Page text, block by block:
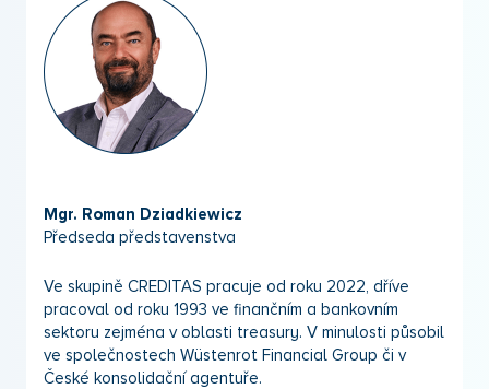
Mgr. Roman Dziadkiewicz
Předseda představenstva
Ve skupině CREDITAS pracuje od roku 2022, dříve
pracoval od roku 1993 ve finančním a bankovním
sektoru zejména v oblasti treasury. V minulosti působil
ve společnostech Wüstenrot Financial Group či v
České konsolidační agentuře.